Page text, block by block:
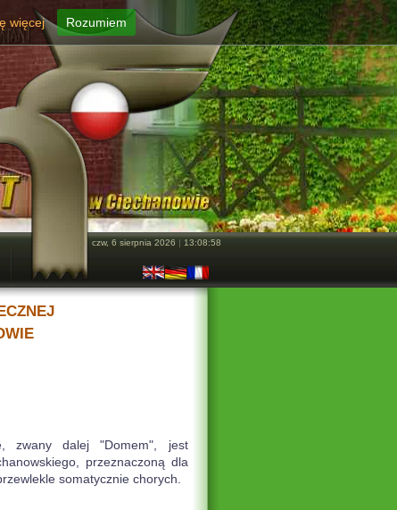
więcej Rozumiem
czw, 6 sierpnia 2026 | 13:08:58
zwany dalej "Domem", jest
przeznaczoną dla
somatycznie chorych.